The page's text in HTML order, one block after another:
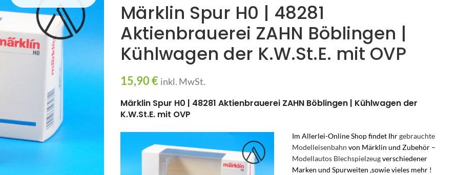
Märklin Spur H0 | 48281
Aktienbrauerei ZAHN Böblingen |
Kühlwagen der K.W.St.E. mit OVP
15,90€ inkl. MwSt.
Märklin Spur H0 | 48281 Aktienbrauerei ZAHN Böblingen | Kühlwagen der
K.W.St.E. mit OVP
Im Allerlei-Online Shop findet Ihrgebrauchte
Modelleisenbahn von Märklin und Zubehör –
Modellautos Blechspielzeugverschiedener
Marken und Spurweiten ,sowie vieles mehr !